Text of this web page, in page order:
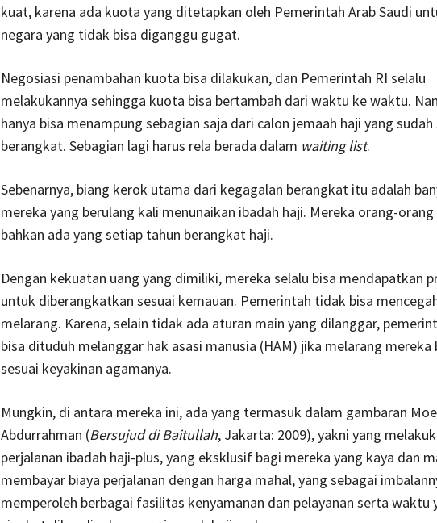
kuat, karena ada kuota yang ditetapkan oleh Pemerintah Arab Saudi
negara yang tidak bisa diganggu gugat.
Negosiasi penambahan kuota bisa dilakukan, dan Pemerintah RI selalu
melakukannya sehingga kuota bisa bertambah dari waktu ke waktu.
hanya bisa menampung sebagian saja dari calon jemaah haji yang sudah
berangkat. Sebagian lagi harus rela berada dalam waiting list.
Sebenarnya, biang kerok utama dari kegagalan berangkat itu adalah
mereka yang berulang kali menunaikan ibadah haji. Mereka orang-orang
bahkan ada yang setiap tahun berangkat haji.
Dengan kekuatan uang yang dimiliki, mereka selalu bisa mendapatkan
untuk diberangkatkan sesuai kemauan. Pemerintah tidak bisa
melarang. Karena, selain tidak ada aturan main yang dilanggar,
bisa dituduh melanggar hak asasi manusia (HAM) jika melarang mereka
sesuai keyakinan agamanya.
Mungkin, di antara mereka ini, ada yang termasuk dalam gambaran
Abdurrahman (Bersujud di Baitullah, Jakarta: 2009), yakni yang
perjalanan ibadah haji-plus, yang eksklusif bagi mereka yang kaya dan
membayar biaya perjalanan dengan harga mahal, yang sebagai
memperoleh berbagai fasilitas kenyamanan dan pelayanan serta waktu